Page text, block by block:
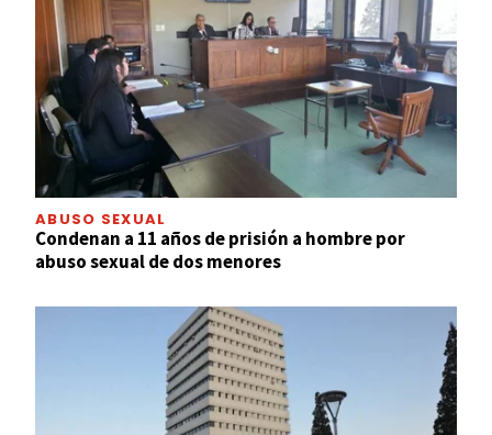
ABUSO SEXUAL
Condenan a 11 años de prisión a hombre por
abuso sexual de dos menores